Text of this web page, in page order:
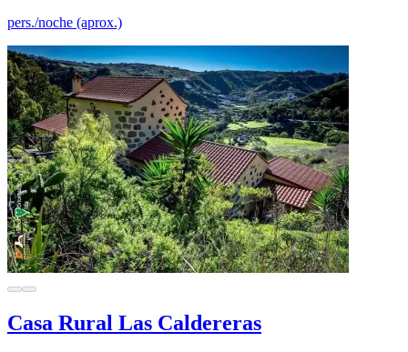
pers./noche (aprox.)
Casa Rural Las Caldereras